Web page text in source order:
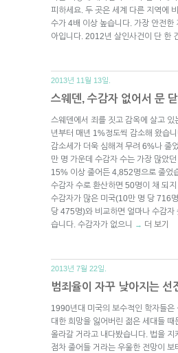
피하세요. 두 곳은 세계 다른 지역에
수가 4배 이상 높습니다. 가장 안전한
아입니다. 2012년 살인사건이 단 한
2013년 11월 13일.
스웨덴, 수감자 없어서 문
스웨덴에서 죄를 짓고 감옥에 살고
년부터 매년 1%정도씩 감소해 왔습
감소세가 더욱 심해져 무려 6%나 줄
만 명 가운데 수감자 수는 가장 많았
15% 이상 줄어든 4,852명으로 줄었
수감자 수로 환산하면 50명이 채 되
수감자가 많은 미국(10만 명 당 716
당 475명)와 비교하면 얼마나 수감자
습니다. 수감자가 없으니
→ 더 보기
2013년 7월 22일.
범죄율이 자꾸 낮아지는 선
1990년대 미국의 보수적인 학자들은
대한 희망을 잃어버린 젊은 세대들 때
올라갈 거라고 내다봤습니다. 법을 지
점차 줄어들 거라는 우울한 전망이